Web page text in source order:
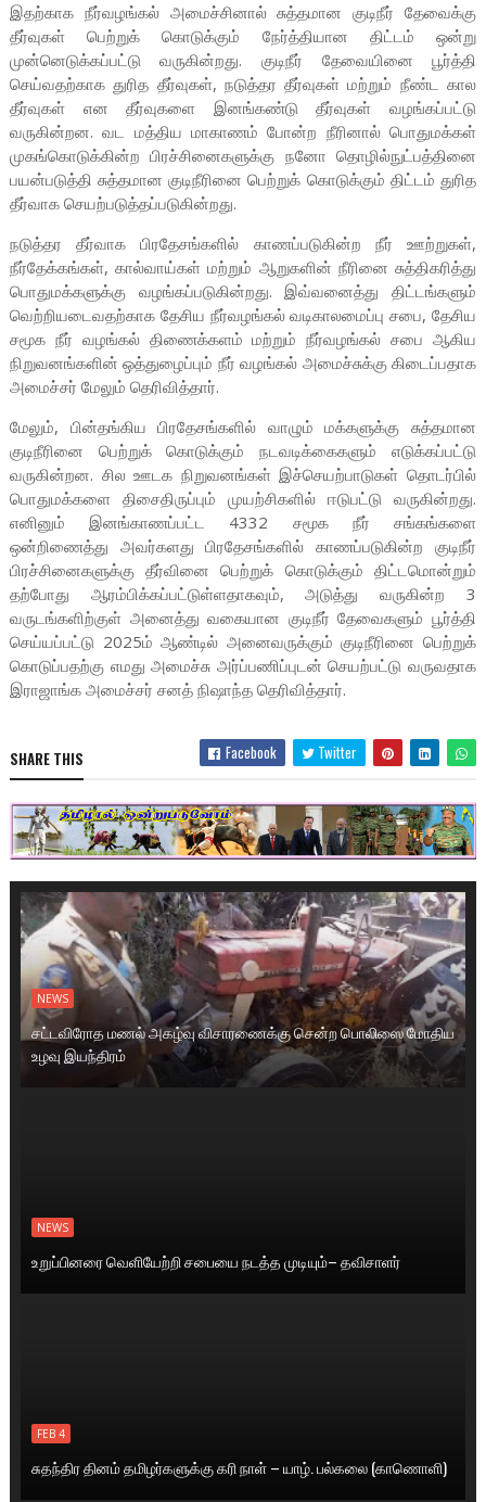
இதற்காக நீர்வழங்கல் அமைச்சினால் சுத்தமான குடிநீர் தேவைக்கு
தீர்வுகள் பெற்றுக் கொடுக்கும் நேர்த்தியான திட்டம் ஒன்று
முன்னெடுக்கப்பட்டு வருகின்றது. குடிநீர் தேவையினை பூர்த்தி
செய்வதற்காக துரித தீர்வுகள், நடுத்தர தீர்வுகள் மற்றும் நீண்ட கால
தீர்வுகள் என தீர்வுகளை இனங்கண்டு தீர்வுகள் வழங்கப்பட்டு
வருகின்றன. வட மத்திய மாகாணம் போன்ற நீரினால் பொதுமக்கள்
முகங்கொடுக்கின்ற பிரச்சினைகளுக்கு நனோ தொழில்நுட்பத்தினை
பயன்படுத்தி சுத்தமான குடிநீரினை பெற்றுக் கொடுக்கும் திட்டம் துரித
தீர்வாக செயற்படுத்தப்படுகின்றது.
நடுத்தர தீர்வாக பிரதேசங்களில் காணப்படுகின்ற நீர் ஊற்றுகள்,
நீர்தேக்கங்கள், கால்வாய்கள் மற்றும் ஆறுகளின் நீரினை சுத்திகரித்து
பொதுமக்களுக்கு வழங்கப்படுகின்றது. இவ்வனைத்து திட்டங்களும்
வெற்றியடைவதற்காக தேசிய நீர்வழங்கல் வடிகாலமைப்பு சபை, தேசிய
சமூக நீர் வழங்கல் திணைக்களம் மற்றும் நீர்வழங்கல் சபை ஆகிய
நிறுவனங்களின் ஒத்துழைப்பும் நீர் வழங்கல் அமைச்சுக்கு கிடைப்பதாக
அமைச்சர் மேலும் தெரிவித்தார்.
மேலும், பின்தங்கிய பிரதேசங்களில் வாழும் மக்களுக்கு சுத்தமான
குடிநீரினை பெற்றுக் கொடுக்கும் நடவடிக்கைகளும் எடுக்கப்பட்டு
வருகின்றன. சில ஊடக நிறுவனங்கள் இச்செயற்பாடுகள் தொடர்பில்
பொதுமக்களை திசைதிருப்பும் முயற்சிகளில் ஈடுபட்டு வருகின்றது.
எனினும் இனங்காணப்பட்ட 4332 சமூக நீர் சங்கங்களை
ஒன்றிணைத்து அவர்களது பிரதேசங்களில் காணப்படுகின்ற குடிநீர்
பிரச்சினைகளுக்கு தீர்வினை பெற்றுக் கொடுக்கும் திட்டமொன்றும்
தற்போது ஆரம்பிக்கப்பட்டுள்ளதாகவும், அடுத்து வருகின்ற 3
வருடங்களிற்குள் அனைத்து வகையான குடிநீர் தேவைகளும் பூர்த்தி
செய்யப்பட்டு 2025ம் ஆண்டில் அனைவருக்கும் குடிநீரினை பெற்றுக்
கொடுப்பதற்கு எமது அமைச்சு அர்ப்பணிப்புடன் செயற்பட்டு வருவதாக
இராஜாங்க அமைச்சர் சனத் நிஷாந்த தெரிவித்தார்.
SHARE THIS Facebook Twitter
NEWS
சட்டவிரோத மணல் அகழ்வு விசாரணைக்கு சென்ற பொலிஸை மோதிய
உழவு இயந்திரம்
NEWS
உறுப்பினரை வெளியேற்றி சபையை நடத்த முடியும்– தவிசாளர்
FEB 4
சுதந்திர தினம் தமிழர்களுக்கு கரி நாள் – யாழ். பல்கலை (காணொளி)